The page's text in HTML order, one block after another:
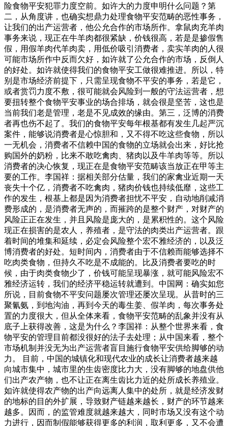
险食物平安犯罪力度空前。如许大的力度申明什么问题？第
二，从角度讲，也确实想鼎力处理食物平安范畴的恶性事务，
让我们的出产运营者，他公允合作的市场所作。拿鼠肉充羊肉
事务来说，现正在牛羊肉都很紧缺，价钱很高，若是是掺假售
假，用假羊肉代羊肉卖，用低价吸引消费者，卖实羊肉的人很
可能市场所作中反而欠好，如许就了公允合作的市场，反倒人
的好处。如许就使得我们的食物平安工做很难推进。所以，特
别是市场经济前提下，只需呈现食物不平安的事务，若是它，
或者赏罚力度不敷，很可能就会风险到一般的守法运营者，想
要扭转整个食物平安事业的场合排场，就会很是坚苦，这也是
当前我们老是管理，老是不见成效的缘由。第三，泛博的消费
者再也伤不起了。我们的食物平安每年根基都有发生几起严沉
案件，能够说消费者是心惊胆和，又不得不吃这些食物，所以
一无机会，消费者不信赖中国的食物的立场就会出来，好比抢
购国外的奶粉，比来不敢吃禽肉、猪肉以及牛羊肉等等。所以
消费者的决心恢复，现正在是食物平安范畴该当放正在甲等主
要的工作。李国祥：据相关部分估量，我们的家禽业近期一天
丧失十个亿，消费者不吃禽肉，猪肉价钱也持续低靡，这些工
作的发生，根基上都是因为消费者担忧不平安，自动地削减消
费形成的，是消费者无声的，而摧跨的是整个财产，对财产的
风险正正在发生，并且风险是庞大的，是累积性的。这个风险
现正在损害的是农人，养殖者，是守法的肉类出产运营者。跟
着时间的堆集和延续，必定会风险整个宏不雅经济的，以及泛
博消费者的好处。短时间内，消费者由于不信赖而能够选择不
吃肉类食物，但持久不吃是不成能的。比及消费者要吃的时
候，由于肉类食物少了，价钱可能呈现暴涨，就可能风险宏不
雅经济运转，我们的经济平稳运转就遭到。中国网：确实如您
所说，目前食物不平安问题屡次管理还屡次呈现。从昔时的三
聚氰氨，到地沟油，再到今天的毒生姜、假羊肉，每次事务处
置的力度很大，但从全体来看，食物平安范畴的乱象并没有从
底子上获得改善，这是为什么？李国祥：从整个世界来看，食
物平安的管理目前都没很好的法子去处理；从中国来看，整个
市场机制并没无为出产运营者盲目施行食物平安供给脚够的动
力。 目前，中国的城镇化和现代农业的成长让消费者越来越
向城市集中，城市里的生齿密度比力大，没有脚够的地盘供他
们出产农产物，也不让正在离生齿比力近的处所成长养殖业。
如许就使得农产物的出产向远离人集中的处所，就是经济发财
的地标的目的外扩展，导致财产链越来越长，财产的环节越来
越多。因而，的监管难度就越来越大，同时市场又没有这个动
力进行，因而制假能够获得更多的利润，取利更多，又不会遭